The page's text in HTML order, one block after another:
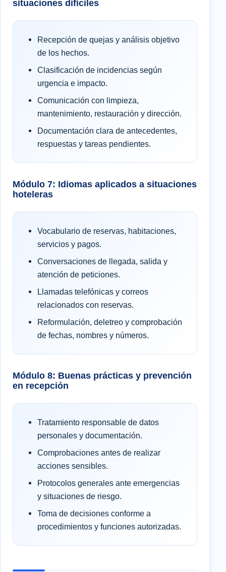
situaciones difíciles
Recepción de quejas y análisis objetivo
de los hechos.
Clasificación de incidencias según
urgencia e impacto.
Comunicación con limpieza,
mantenimiento, restauración y dirección.
Documentación clara de antecedentes,
respuestas y tareas pendientes.
Módulo 7: Idiomas aplicados a situaciones
hoteleras
Vocabulario de reservas, habitaciones,
servicios y pagos.
Conversaciones de llegada, salida y
atención de peticiones.
Llamadas telefónicas y correos
relacionados con reservas.
Reformulación, deletreo y comprobación
de fechas, nombres y números.
Módulo 8: Buenas prácticas y prevención
en recepción
Tratamiento responsable de datos
personales y documentación.
Comprobaciones antes de realizar
acciones sensibles.
Protocolos generales ante emergencias
y situaciones de riesgo.
Toma de decisiones conforme a
procedimientos y funciones autorizadas.